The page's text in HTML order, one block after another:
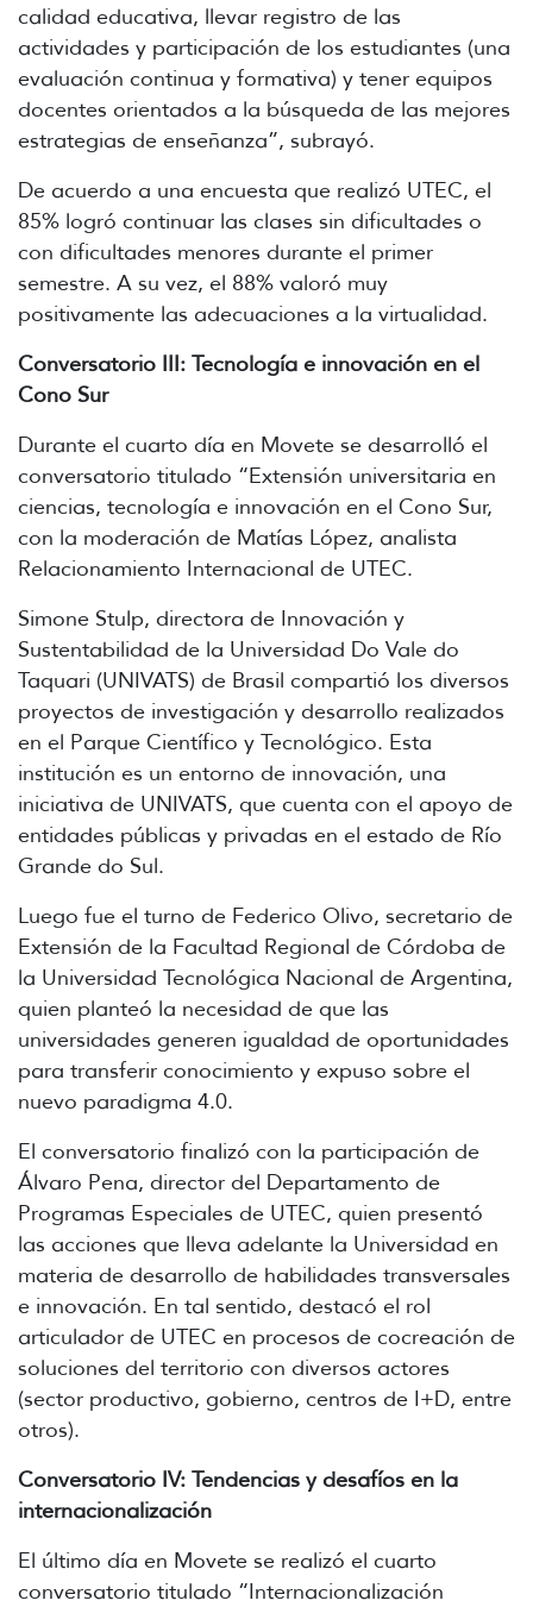
calidad educativa, llevar registro de las
actividades y participación de los estudiantes (una
evaluación continua y formativa) y tener equipos
docentes orientados a la búsqueda de las mejores
estrategias de enseñanza”, subrayó.
De acuerdo a una encuesta que realizó UTEC, el
85% logró continuar las clases sin dificultades o
con dificultades menores durante el primer
semestre. A su vez, el 88% valoró muy
positivamente las adecuaciones a la virtualidad.
Conversatorio III: Tecnología e innovación en el
Cono Sur
Durante el cuarto día en Movete se desarrolló el
conversatorio titulado “Extensión universitaria en
ciencias, tecnología e innovación en el Cono Sur,
con la moderación de Matías López, analista
Relacionamiento Internacional de UTEC.
Simone Stulp, directora de Innovación y
Sustentabilidad de la Universidad Do Vale do
Taquari (UNIVATS) de Brasil compartió los diversos
proyectos de investigación y desarrollo realizados
en el Parque Científico y Tecnológico. Esta
institución es un entorno de innovación, una
iniciativa de UNIVATS, que cuenta con el apoyo de
entidades públicas y privadas en el estado de Río
Grande do Sul.
Luego fue el turno de Federico Olivo, secretario de
Extensión de la Facultad Regional de Córdoba de
la Universidad Tecnológica Nacional de Argentina,
quien planteó la necesidad de que las
universidades generen igualdad de oportunidades
para transferir conocimiento y expuso sobre el
nuevo paradigma 4.0.
El conversatorio finalizó con la participación de
Álvaro Pena, director del Departamento de
Programas Especiales de UTEC, quien presentó
las acciones que lleva adelante la Universidad en
materia de desarrollo de habilidades transversales
e innovación. En tal sentido, destacó el rol
articulador de UTEC en procesos de cocreación de
soluciones del territorio con diversos actores
(sector productivo, gobierno, centros de I+D, entre
otros).
Conversatorio IV: Tendencias y desafíos en la
internacionalización
El último día en Movete se realizó el cuarto
conversatorio titulado “Internacionalización